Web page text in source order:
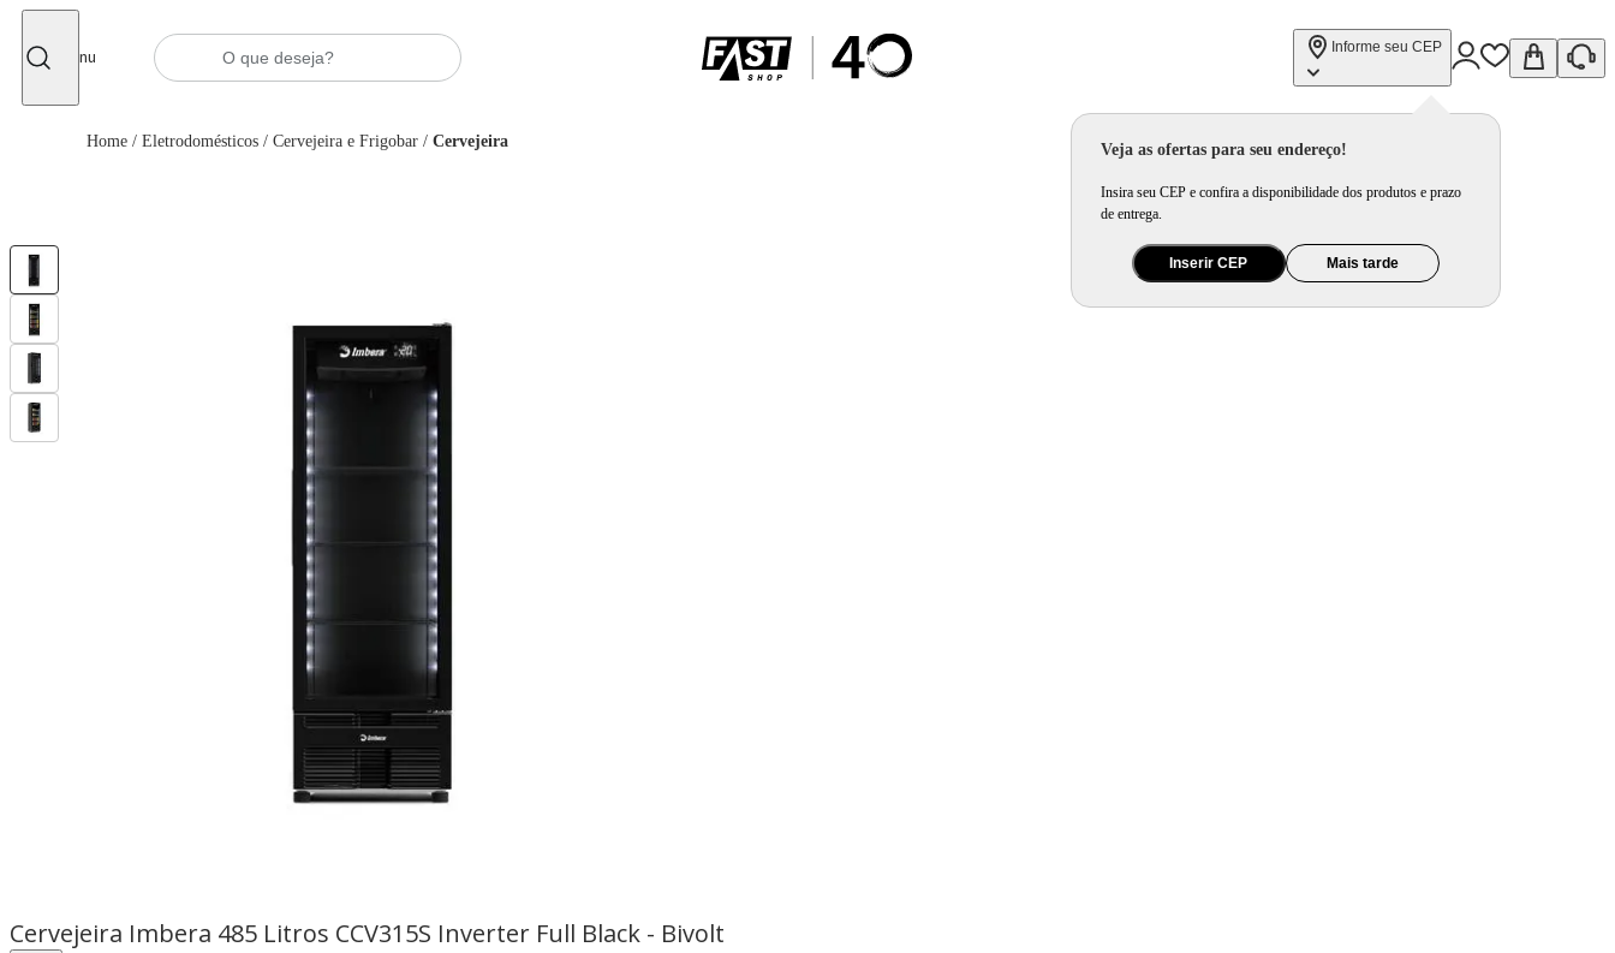
Menu
Informe seu CEP
Veja as ofertas para seu endereço!
Insira seu CEP e confira a disponibilidade dos produtos e prazo
de entrega.
Inserir CEP Mais tarde
Home / Eletrodomésticos / Cervejeira e Frigobar / Cervejeira
Cervejeira Imbera 485 Litros CCV315S Inverter Full Black - Bivolt